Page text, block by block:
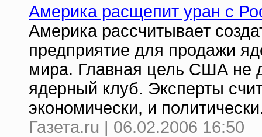
Америка расщепит уран с
Америка рассчитывает
предприятие для продажи
мира. Главная цель США не
ядерный клуб. Эксперты
экономически, и
Газета.ru | 06.02.2006 16:50